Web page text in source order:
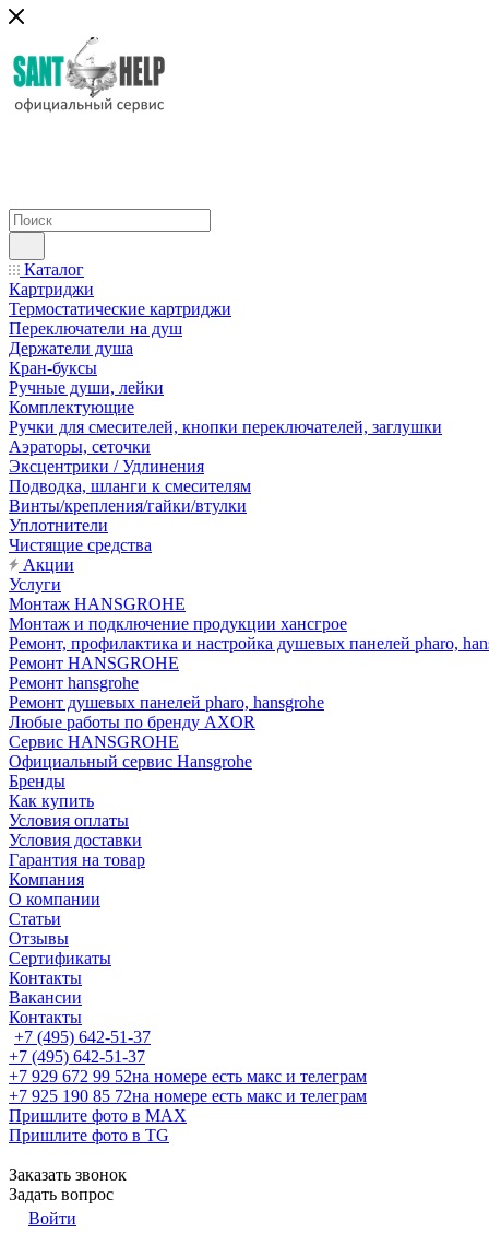
Каталог
Картриджи
Термостатические картриджи
Переключатели на душ
Держатели душа
Кран-буксы
Ручные души, лейки
Комплектующие
Ручки для смесителей, кнопки переключателей, заглушки
Аэраторы, сеточки
Эксцентрики / Удлинения
Подводка, шланги к смесителям
Винты/крепления/гайки/втулки
Уплотнители
Чистящие средства
Акции
Услуги
Монтаж HANSGROHE
Монтаж и подключение продукции хансгрое
Ремонт, профилактика и настройка душевых панелей pharo,
Ремонт HANSGROHE
Ремонт hansgrohe
Ремонт душевых панелей pharo, hansgrohe
Любые работы по бренду AXOR
Сервис HANSGROHE
Официальный сервис Hansgrohe
Бренды
Как купить
Условия оплаты
Условия доставки
Гарантия на товар
Компания
О компании
Статьи
Отзывы
Сертификаты
Контакты
Вакансии
Контакты
+7 (495) 642-51-37
+7 (495) 642-51-37
+7 929 672 99 52на номере есть макс и телеграм
+7 925 190 85 72на номере есть макс и телеграм
Пришлите фото в MAX
Пришлите фото в TG
Заказать звонок
Задать вопрос
Войти